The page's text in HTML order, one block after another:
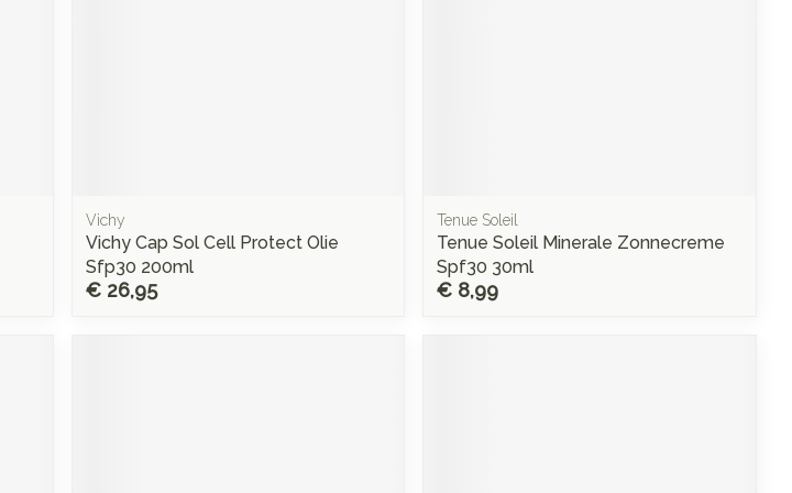
Vichy
Vichy Cap Sol Cell Protect Olie
Sfp30 200ml
€ 26,95
Tenue Soleil
Tenue Soleil Minerale Zonnecreme
Spf30 30ml
€ 8,99